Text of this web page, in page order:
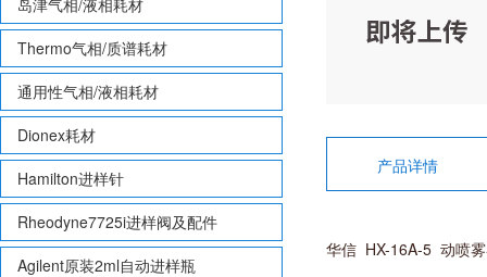
岛津气相/液相耗材
Thermo气相/质谱耗材
通用性气相/液相耗材
Dionex耗材
Hamilton进样针
Rheodyne7725i进样阀及配件
Agilent原装2ml自动进样瓶
产品详情
华信 HX-16A-5 动喷